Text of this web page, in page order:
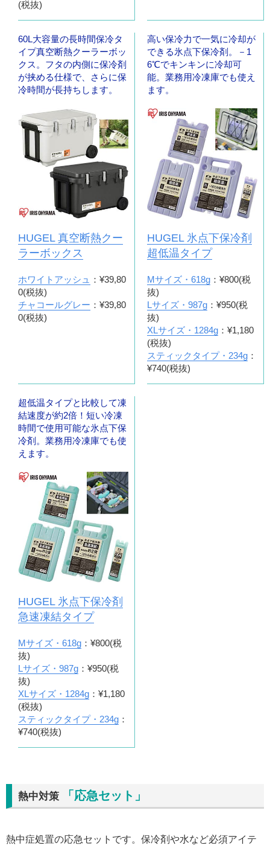
(税抜)
60L大容量の長時間保冷タ
イプ真空断熱クーラーボッ
クス。フタの内側に保冷剤
が挟める仕様で、さらに保
冷時間が長持ちします。
HUGEL 真空断熱クー
ラーボックス
ホワイトアッシュ ：¥39,80
0(税抜)
チャコールグレー ：¥39,80
0(税抜)
高い保冷力で一気に冷却が
できる氷点下保冷剤。－1
6℃でキンキンに冷却可
能。業務用冷凍庫でも使え
ます。
HUGEL 氷点下保冷剤
超低温タイプ
Mサイズ・618g：¥800(税
抜)
Lサイズ・987g：¥950(税
抜)
XLサイズ・1284g：¥1,180
(税抜)
スティックタイプ・234g：
¥740(税抜)
超低温タイプと比較して凍
結速度が約2倍！短い冷凍
時間で使用可能な氷点下保
冷剤。業務用冷凍庫でも使
えます。
HUGEL 氷点下保冷剤
急速凍結タイプ
Mサイズ・618g ：¥800(税
抜)
Lサイズ・987g ：¥950(税
抜)
XLサイズ・1284g ：¥1,180
(税抜)
スティックタイプ・234g ：
¥740(税抜)
熱中対策 「応急セット」
熱中症処置の応急セットです。保冷剤や水など必須アイテ